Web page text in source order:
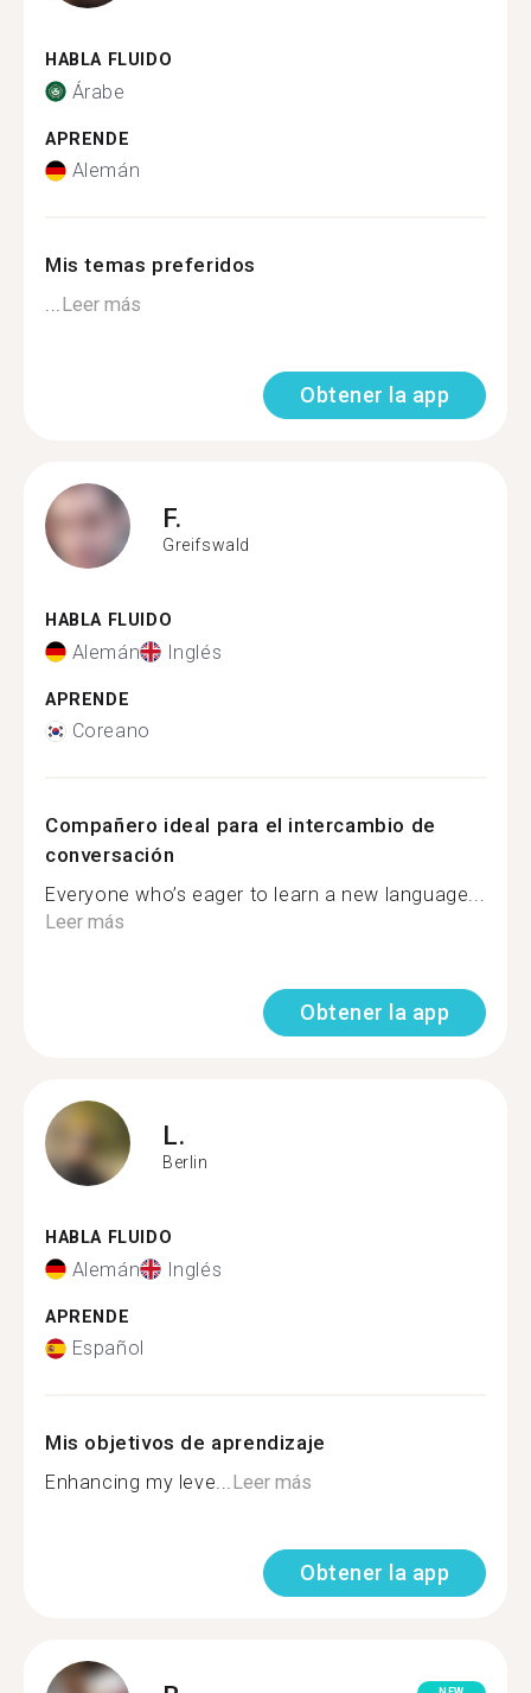
HABLA FLUIDO
Árabe
APRENDE
Alemán
Mis temas preferidos
...Leer más
Obtener la app
F.
Greifswald
HABLA FLUIDO
Alemán Inglés
APRENDE
Coreano
Compañero ideal para el intercambio de
conversación
Everyone who’s eager to learn a new language...
Leer más
Obtener la app
L.
Berlin
HABLA FLUIDO
Alemán Inglés
APRENDE
Español
Mis objetivos de aprendizaje
Enhancing my leve...Leer más
Obtener la app